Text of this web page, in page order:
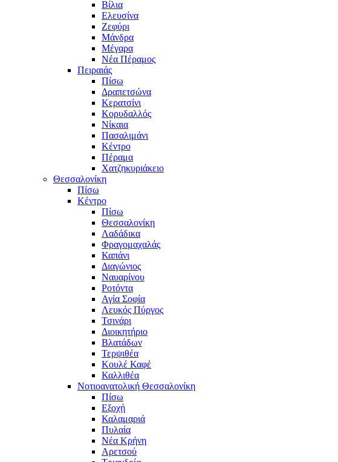
Βίλια
Ελευσίνα
Ζεφύρι
Μάνδρα
Μέγαρα
Νέα Πέραμος
Πειραιάς
Πίσω
Δραπετσώνα
Κερατσίνι
Κορυδαλλός
Νίκαια
Πασαλιμάνι
Κέντρο
Πέραμα
Χατζηκυριάκειο
Θεσσαλονίκη
Πίσω
Κέντρο
Πίσω
Θεσσαλονίκη
Λαδάδικα
Φραγομαχαλάς
Καπάνι
Διαγώνιος
Ναυαρίνου
Ροτόντα
Αγία Σοφία
Λευκός Πύργος
Τσινάρι
Διοικητήριο
Βλατάδων
Τερψιθέα
Κουλέ Καφέ
Καλλιθέα
Νοτιοανατολική Θεσσαλονίκη
Πίσω
Εξοχή
Καλαμαριά
Πυλαία
Νέα Κρήνη
Αρετσού